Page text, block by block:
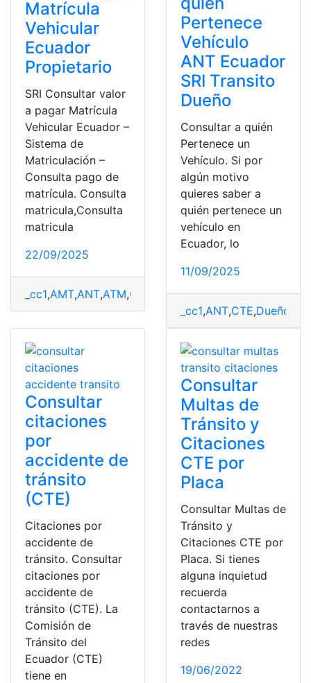
Matrícula
Vehicular
Ecuador
Propietario
SRI Consultar valor
a pagar Matrícula
Vehicular Ecuador –
Sistema de
Matriculación –
Consulta pago de
matrícula. Consulta
matricula,Consulta
matricula
22/09/2025
_cc1,AMT,ANT,ATM,CTE Herramientas Ecuador,
Pertenece
Vehículo
ANT Ecuador
SRI Transito
Dueño
Consultar a quién
Pertenece un
Vehículo. Si por
algún motivo
quieres saber a
quién pertenece un
vehículo en
Ecuador, lo
11/09/2025
_cc1,ANT,CTE,Dueño
Consultar
citaciones
por
accidente de
tránsito
(CTE)
Citaciones por
accidente de
tránsito. Consultar
citaciones por
accidente de
tránsito (CTE). La
Comisión de
Tránsito del
Ecuador (CTE)
tiene en
Consultar
Multas de
Tránsito y
Citaciones
CTE por
Placa
Consultar Multas de
Tránsito y
Citaciones CTE por
Placa. Si tienes
alguna inquietud
recuerda
contactarnos a
través de nuestras
redes
19/06/2022